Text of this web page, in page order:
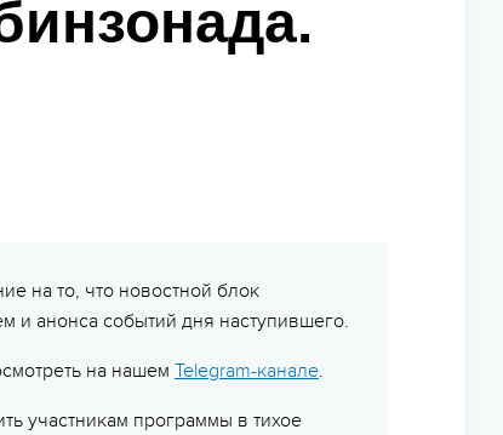
на то, что новостной блок
и анонса событий дня наступившего.
на нашем Telegram-канале.
участникам программы в тихое